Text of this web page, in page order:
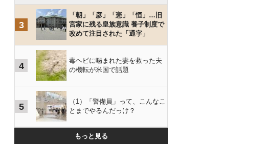
3
「朝」「彦」「憲」「恒」…旧
宮家に残る皇族意識 養子制度で
改めて注目された「通字」
4
毒ヘビに噛まれた妻を救った夫
の機転が米国で話題
5
（1）「警備員」って、こんなこ
とまでやるんだっけ？
もっと見る